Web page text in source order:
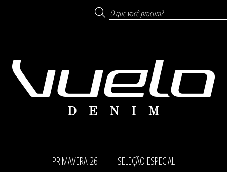
PRIMAVERA 26 SELEÇÃO ESPECIAL